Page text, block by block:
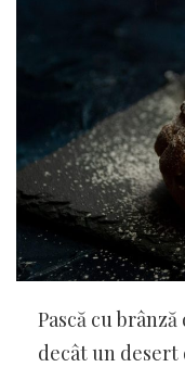
Pască cu
decât un desert